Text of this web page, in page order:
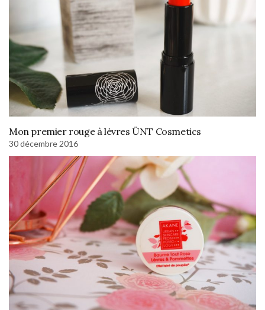
Mon premier rouge à lèvres ÜNT Cosmetics
30 décembre 2016